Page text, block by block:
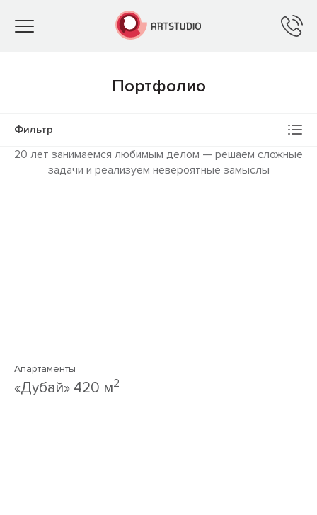
Toggle
Портфолио
Фильтр
20 лет занимаемся любимым делом — решаем сложные
задачи и реализуем невероятные замыслы
Апартаменты
«Дубай» 420 м2